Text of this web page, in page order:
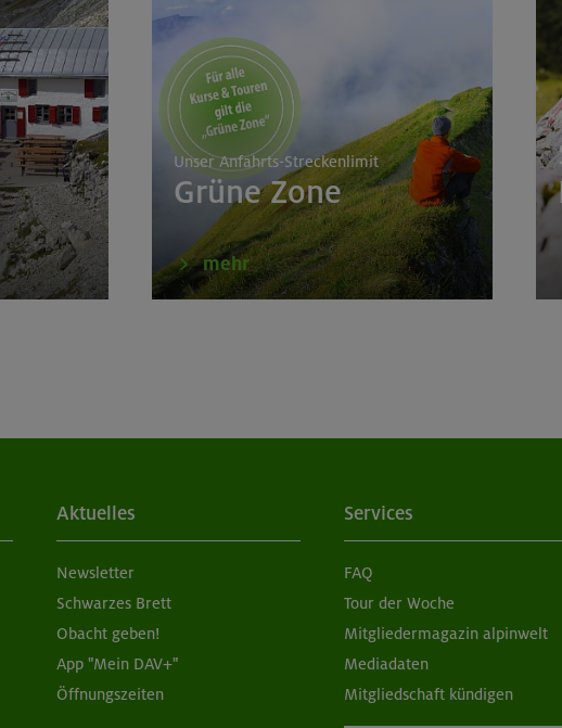
Unser Anfahrts-Streckenlimit
Grüne Zone
mehr
Aktuelles
Newsletter
Schwarzes Brett
Obacht geben!
App "Mein DAV+"
Öffnungszeiten
Services
FAQ
Tour der Woche
Mitgliedermagazin alpinwelt
Mediadaten
Mitgliedschaft kündigen